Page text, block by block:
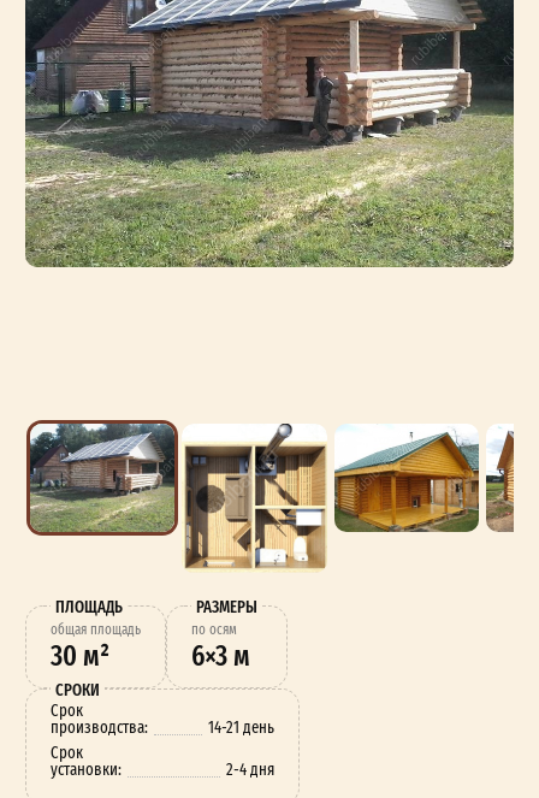
ПЛОЩАДЬ
oбщая площадь
30 м²
РАЗМЕРЫ
по осям
6×3 м
СРОКИ
Срок
производства:
14-21 день
Срок
установки: 2-4 дня